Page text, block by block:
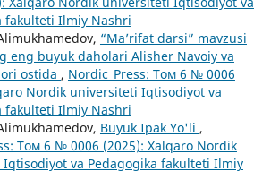
fakulteti Ilmiy Nashri
“Ma’rifat darsi” mavzusi
eng buyuk daholari Alisher Navoiy va
ostida , Nordic_Press: Том 6 № 0006
Nordik universiteti Iqtisodiyot va
fakulteti Ilmiy Nashri
Buyuk Ipak Yo'li ,
Том 6 № 0006 (2025): Xalqaro Nordik
va Pedagogika fakulteti Ilmiy